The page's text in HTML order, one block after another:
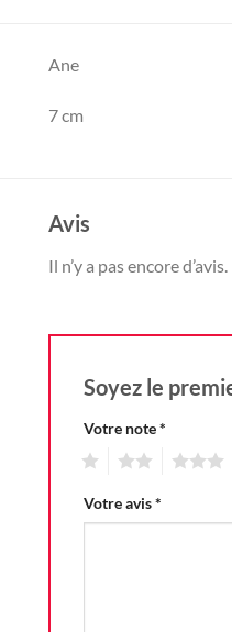
Ane
7 cm
Avis
Il n’y a pas encore d’avis.
Soyez le
Votre note*
Votre avis*